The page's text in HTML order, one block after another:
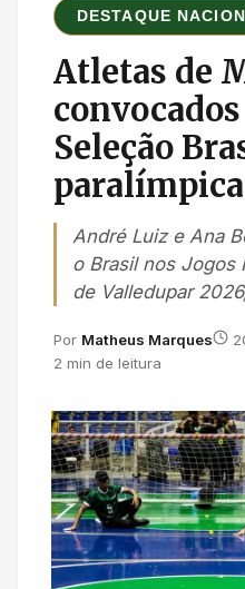
DESTAQUE
Atletas de
Seleção
paralímpica
André Luiz e Ana
o Brasil nos Jogos
de Valledupar
Por Matheus Marques
2 min de leitura